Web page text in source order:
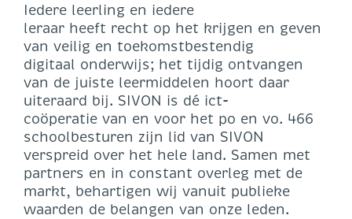
Iedere leerling en iedere
leraar heeft recht op het krijgen en geven
van veilig en toekomstbestendig
digitaal onderwijs; het tijdig ontvangen
van de juiste leermiddelen hoort daar
uiteraard bij.​ SIVON is dé ict-
coöperatie van en voor het po en vo. 466
schoolbesturen zijn lid van SIVON
verspreid over het hele land. Samen met
partners en in constant overleg met de
markt, behartigen wij vanuit publieke
waarden de belangen van onze leden.